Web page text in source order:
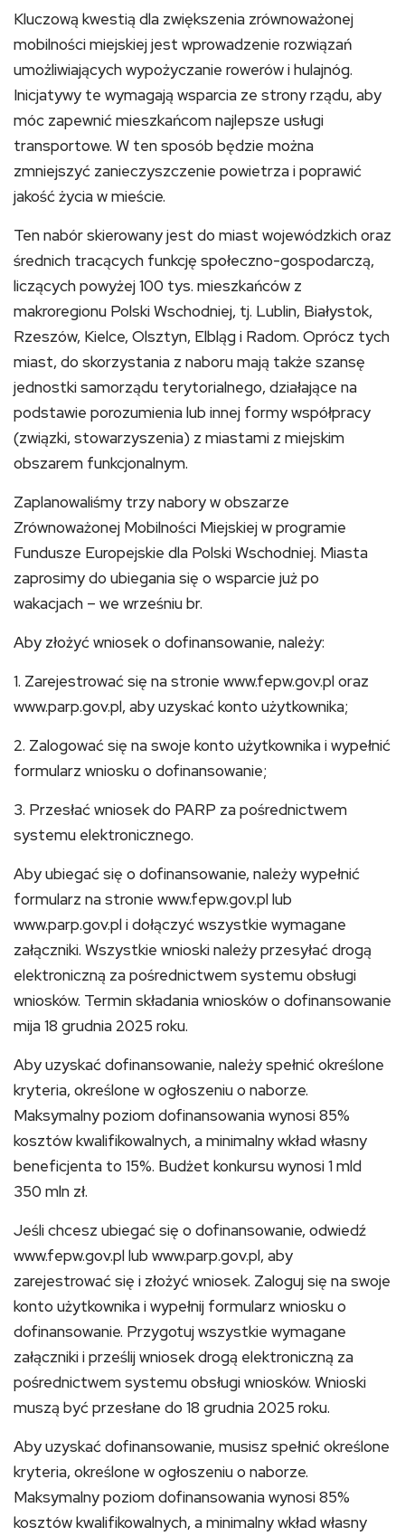
Kluczową kwestią dla zwiększenia zrównoważonej
mobilności miejskiej jest wprowadzenie rozwiązań
umożliwiających wypożyczanie rowerów i hulajnóg.
Inicjatywy te wymagają wsparcia ze strony rządu, aby
móc zapewnić mieszkańcom najlepsze usługi
transportowe. W ten sposób będzie można
zmniejszyć zanieczyszczenie powietrza i poprawić
jakość życia w mieście.
Ten nabór skierowany jest do miast wojewódzkich oraz
średnich tracących funkcję społeczno-gospodarczą,
liczących powyżej 100 tys. mieszkańców z
makroregionu Polski Wschodniej, tj. Lublin, Białystok,
Rzeszów, Kielce, Olsztyn, Elbląg i Radom. Oprócz tych
miast, do skorzystania z naboru mają także szansę
jednostki samorządu terytorialnego, działające na
podstawie porozumienia lub innej formy współpracy
(związki, stowarzyszenia) z miastami z miejskim
obszarem funkcjonalnym.
Zaplanowaliśmy trzy nabory w obszarze
Zrównoważonej Mobilności Miejskiej w programie
Fundusze Europejskie dla Polski Wschodniej. Miasta
zaprosimy do ubiegania się o wsparcie już po
wakacjach – we wrześniu br.
Aby złożyć wniosek o dofinansowanie, należy:
1. Zarejestrować się na stronie www.fepw.gov.pl oraz
www.parp.gov.pl, aby uzyskać konto użytkownika;
2. Zalogować się na swoje konto użytkownika i wypełnić
formularz wniosku o dofinansowanie;
3. Przesłać wniosek do PARP za pośrednictwem
systemu elektronicznego.
Aby ubiegać się o dofinansowanie, należy wypełnić
formularz na stronie www.fepw.gov.pl lub
www.parp.gov.pl i dołączyć wszystkie wymagane
załączniki. Wszystkie wnioski należy przesyłać drogą
elektroniczną za pośrednictwem systemu obsługi
wniosków. Termin składania wniosków o dofinansowanie
mija 18 grudnia 2025 roku.
Aby uzyskać dofinansowanie, należy spełnić określone
kryteria, określone w ogłoszeniu o naborze.
Maksymalny poziom dofinansowania wynosi 85%
kosztów kwalifikowalnych, a minimalny wkład własny
beneficjenta to 15%. Budżet konkursu wynosi 1 mld
350 mln zł.
Jeśli chcesz ubiegać się o dofinansowanie, odwiedź
www.fepw.gov.pl lub www.parp.gov.pl, aby
zarejestrować się i złożyć wniosek. Zaloguj się na swoje
konto użytkownika i wypełnij formularz wniosku o
dofinansowanie. Przygotuj wszystkie wymagane
załączniki i prześlij wniosek drogą elektroniczną za
pośrednictwem systemu obsługi wniosków. Wnioski
muszą być przesłane do 18 grudnia 2025 roku.
Aby uzyskać dofinansowanie, musisz spełnić określone
kryteria, określone w ogłoszeniu o naborze.
Maksymalny poziom dofinansowania wynosi 85%
kosztów kwalifikowalnych, a minimalny wkład własny